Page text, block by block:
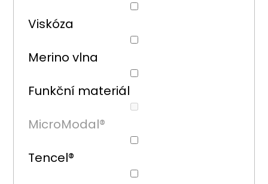
Viskóza
Merino vlna
Funkční materiál
MicroModal®
Tencel®